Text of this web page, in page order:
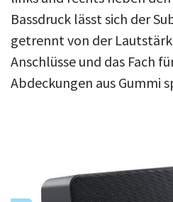
Bassdruck lässt sich der
getrennt von der
Anschlüsse und das Fach
Abdeckungen aus Gummi